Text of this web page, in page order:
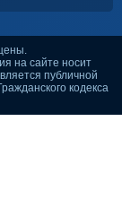
на сайте носит
публичной
кодекса